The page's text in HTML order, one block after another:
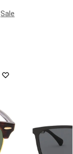
Sale